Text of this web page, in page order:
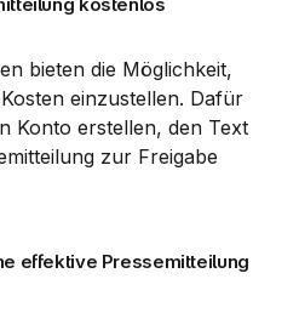
bieten die Möglichkeit,
einzustellen. Dafür
Konto erstellen, den Text
zur Freigabe
effektive Pressemitteilung